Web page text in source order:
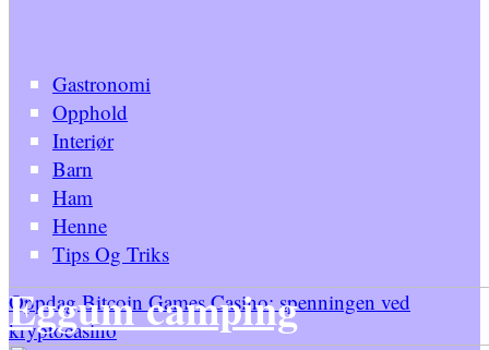
Oppdag Bitcoin Games Casino: spenningen ved
kryptocasino
Gastronomi
Opphold
Interiør
Barn
Ham
Henne
Tips Og Triks
Eggum camping